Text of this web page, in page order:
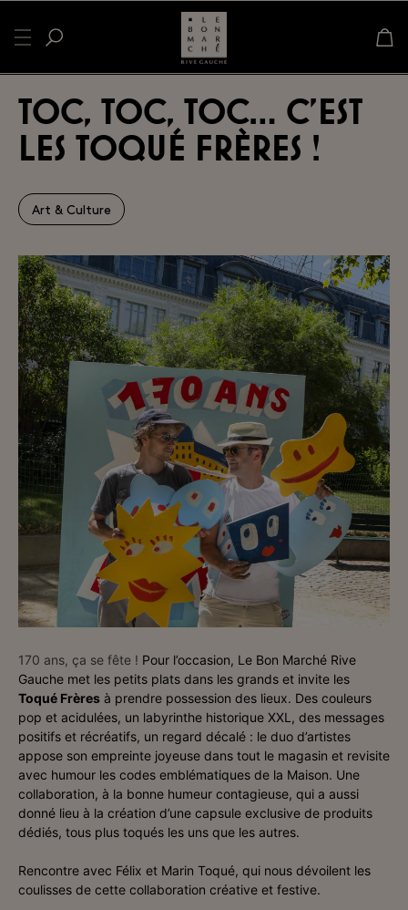
Toc, Toc, Toc… C’est
les Toqué Frères !
Art & Culture
170 ans, ça se fête ! Pour l’occasion, Le Bon Marché Rive
Gauche met les petits plats dans les grands et invite les
Toqué Frères à prendre possession des lieux. Des couleurs
pop et acidulées, un labyrinthe historique XXL, des messages
positifs et récréatifs, un regard décalé : le duo d’artistes
appose son empreinte joyeuse dans tout le magasin et revisite
avec humour les codes emblématiques de la Maison. Une
collaboration, à la bonne humeur contagieuse, qui a aussi
donné lieu à la création d’une capsule exclusive de produits
dédiés, tous plus toqués les uns que les autres.
Rencontre avec Félix et Marin Toqué, qui nous dévoilent les
coulisses de cette collaboration créative et festive.